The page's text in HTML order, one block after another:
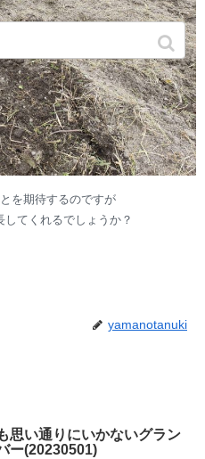
を期待するのですが
てくれるでしょうか？
yamanotanuki
思い通りにいかないグラン
ー(20230501)